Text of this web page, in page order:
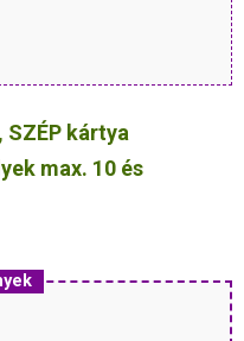
kártya
max. 10 és